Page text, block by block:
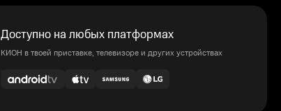
Доступно на любых платформах
КИОН в твоей приставке, телевизоре и других устройствах